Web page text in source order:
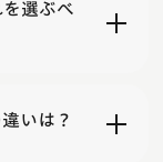
選ぶべ
いは？